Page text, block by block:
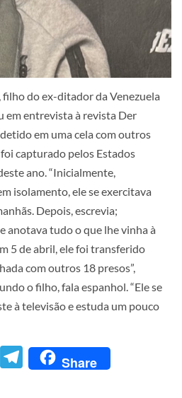
do ex-ditador da Venezuela
em entrevista à revista Der
em uma cela com outros
capturado pelos Estados
ano. “Inicialmente,
isolamento, ele se exercitava
Depois, escrevia;
anotava tudo o que lhe vinha à
5 de abril, ele foi transferido
com outros 18 presos”,
o filho, fala espanhol. “Ele se
à televisão e estuda um pouco
WhatsApp
Telegram
Share